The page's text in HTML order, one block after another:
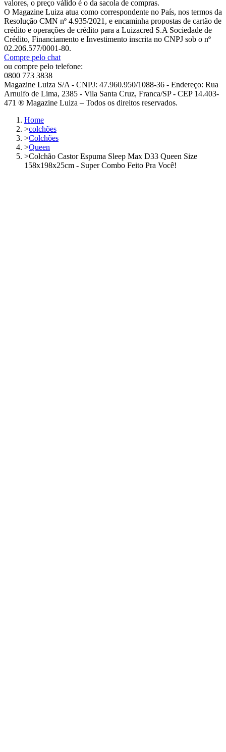
valores, o preço válido é o da sacola de compras.
O Magazine Luiza atua como correspondente no País, nos termos da
Resolução CMN nº 4.935/2021, e encaminha propostas de cartão de
crédito e operações de crédito para a Luizacred S.A Sociedade de
Crédito, Financiamento e Investimento inscrita no CNPJ sob o nº
02.206.577/0001-80.
Compre pelo chat
ou compre pelo telefone:
0800 773 3838
Magazine Luiza S/A - CNPJ: 47.960.950/1088-36 - Endereço: Rua
Arnulfo de Lima, 2385 - Vila Santa Cruz, Franca/SP - CEP 14.403-
471 ® Magazine Luiza – Todos os direitos reservados.
Home
>colchões
>Colchões
>Queen
>Colchão Castor Espuma Sleep Max D33 Queen Size
158x198x25cm - Super Combo Feito Pra Você!